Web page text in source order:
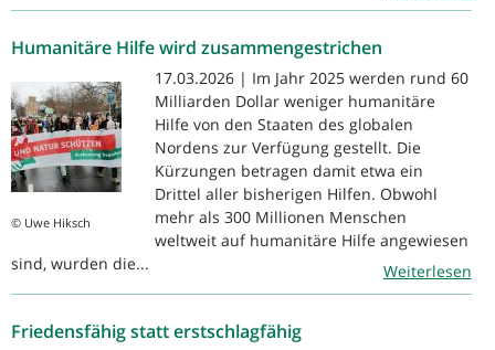
Humanitäre Hilfe wird zusammengestrichen
© Uwe Hiksch
17.03.2026 | Im Jahr 2025 werden rund 60
Milliarden Dollar weniger humanitäre
Hilfe von den Staaten des globalen
Nordens zur Verfügung gestellt. Die
Kürzungen betragen damit etwa ein
Drittel aller bisherigen Hilfen. Obwohl
mehr als 300 Millionen Menschen
weltweit auf humanitäre Hilfe angewiesen
sind, wurden die...
Weiterlesen
Friedensfähig statt erstschlagfähig